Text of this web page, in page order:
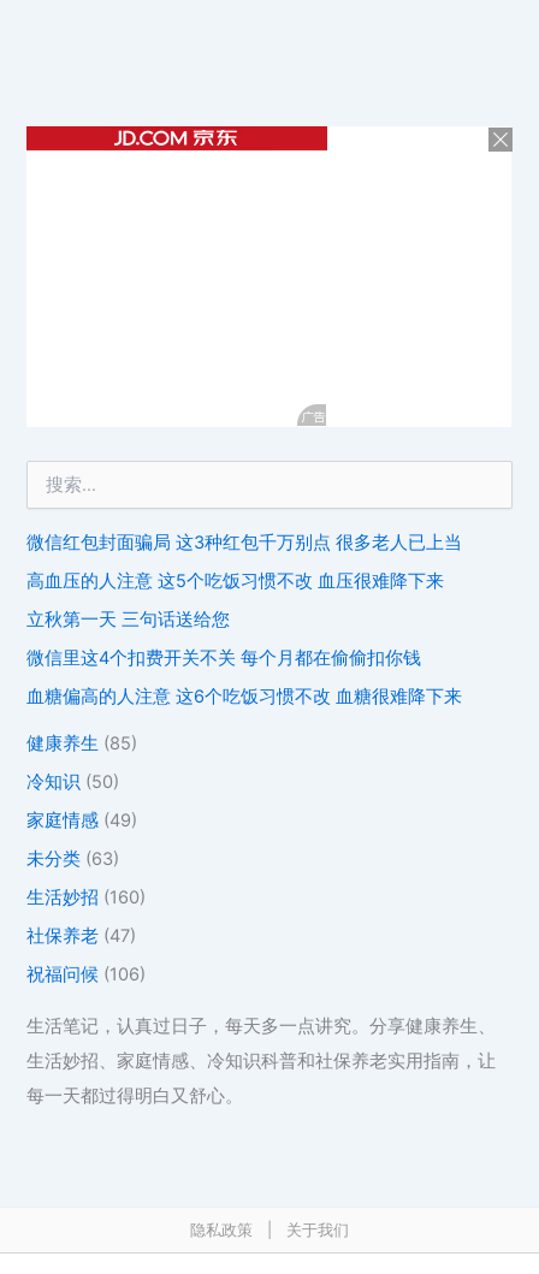
微信红包封面骗局 这3种红包千万别点 很多老人已上当
高血压的人注意 这5个吃饭习惯不改 血压很难降下来
立秋第一天 三句话送给您
微信里这4个扣费开关不关 每个月都在偷偷扣你钱
血糖偏高的人注意 这6个吃饭习惯不改 血糖很难降下来
健康养生 (85)
冷知识 (50)
家庭情感 (49)
未分类 (63)
生活妙招 (160)
社保养老 (47)
祝福问候 (106)
生活笔记，认真过日子，每天多一点讲究。分享健康养生、
生活妙招、家庭情感、冷知识科普和社保养老实用指南，让
每一天都过得明白又舒心。
隐私政策 关于我们